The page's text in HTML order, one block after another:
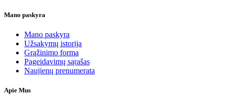
Mano paskyra
Mano paskyra
Užsakymų istorija
Grąžinimo forma
Pageidavimų sąrašas
Naujienų prenumerata
Apie Mus